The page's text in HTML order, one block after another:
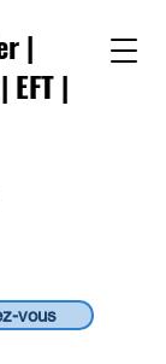
|
| EFT|
vous